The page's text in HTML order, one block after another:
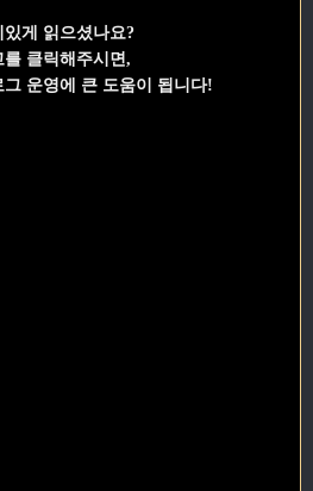
있게 읽으셨나요?
를 클릭해주시면,
그 운영에 큰 도움이 됩니다!